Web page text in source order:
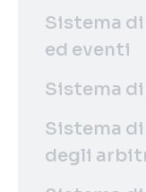
Sistema
ed eventi
Sistema
Sistema
degli